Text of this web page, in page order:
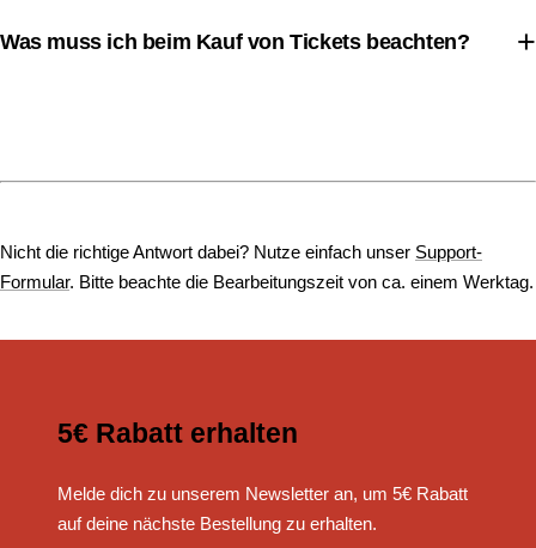
Was muss ich beim Kauf von Tickets beachten?
Nicht die richtige Antwort dabei? Nutze einfach unser Support-
Formular. Bitte beachte die Bearbeitungszeit von ca. einem Werktag.
5€ Rabatt erhalten
Melde dich zu unserem Newsletter an, um 5€ Rabatt
auf deine nächste Bestellung zu erhalten.